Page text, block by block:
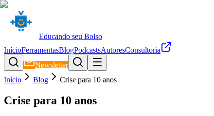
Educando seu Bolso
InícioFerramentasBlogPodcastsAutoresConsultoria
Newsletter
Início
Blog Crise para 10 anos
Crise para 10 anos